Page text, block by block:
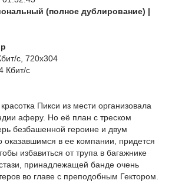
(полное дублирование) |
с, 720x304
Кбит/с
Пикси из мести организовала
аферу. Но её план с треском
безбашенной героине и двум
оказавшимся в ее компании, придется
избавиться от трупа в багажнике
принадлежащей банде очень
во главе с преподобным Гектором.